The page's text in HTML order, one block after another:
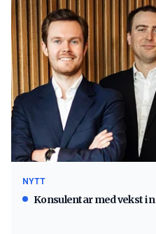
NYTT
Konsulentar med vekst i